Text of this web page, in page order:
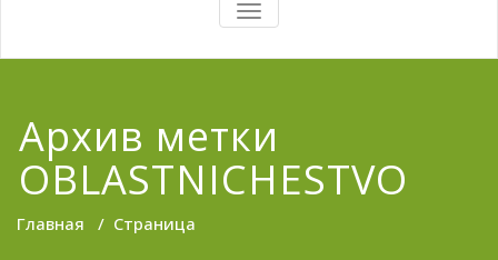
TOGGLE
NAVIGATION
Архив метки
OBLASTNICHESTVO
Главная / Страница